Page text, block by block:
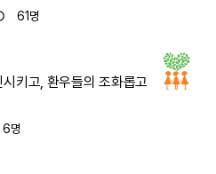
61명
키고, 환우들의 조화롭고
6명